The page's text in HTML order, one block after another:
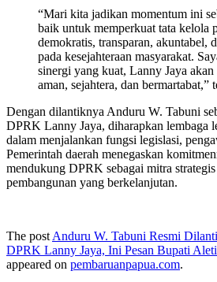
“Mari kita jadikan momentum ini
baik untuk memperkuat tata kelola
demokratis, transparan, akuntabel,
pada kesejahteraan masyarakat.
sinergi yang kuat, Lanny Jaya akan
aman, sejahtera, dan bermartabat,”
Dengan dilantiknya Anduru W. Tabuni
DPRK Lanny Jaya, diharapkan lembaga
dalam menjalankan fungsi legislasi,
Pemerintah daerah menegaskan
mendukung DPRK sebagai mitra
pembangunan yang berkelanjutan.
The post Anduru W. Tabuni Resmi
DPRK Lanny Jaya, Ini Pesan Bupati
appeared on pembaruanpapua.com.